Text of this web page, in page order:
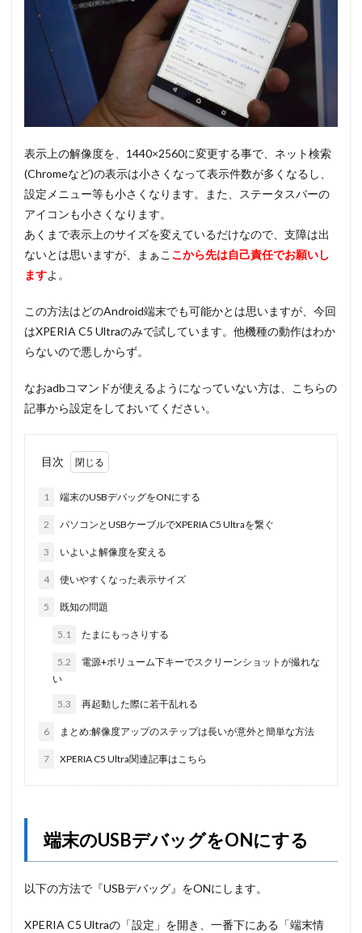
表示上の解像度を、1440×2560に変更する事で、ネット検索
(Chromeなど)の表示は小さくなって表示件数が多くなるし、
設定メニュー等も小さくなります。また、ステータスバーの
アイコンも小さくなります。
あくまで表示上のサイズを変えているだけなので、支障は出
ないとは思いますが、まぁこ こから先は自己責任でお願いし
ますよ。
この方法はどのAndroid端末でも可能かとは思いますが、今回
はXPERIA C5 Ultraのみで試しています。他機種の動作はわか
らないので悪しからず。
なおadbコマンドが使えるようになっていない方は、こちらの
記事から設定をしておいてください。
目次
1 端末のUSBデバッグをONにする
2 パソコンとUSBケーブルでXPERIA C5 Ultraを繋ぐ
3 いよいよ解像度を変える
4 使いやすくなった表示サイズ
5 既知の問題
5.1 たまにもっさりする
5.2
電源+ボリューム下キーでスクリーンショットが撮れな
い
5.3 再起動した際に若干乱れる
6 まとめ:解像度アップのステップは長いが意外と簡単な方法
7 XPERIA C5 Ultra関連記事はこちら
端末のUSBデバッグをONにする
以下の方法で『USBデバッグ』をONにします。
XPERIA C5 Ultraの「設定」を開き、一番下にある「端末情